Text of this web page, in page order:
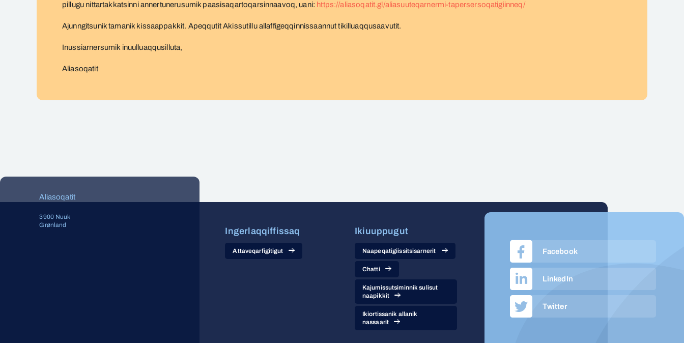
pillugu nittartakkatsinni annertunerusumik paasisaqartoqarsinnaavoq, uani: https://aliasoqatit.gl/aliasuuteqarnermi-tapersersoqatigiinneq/
Ajunngitsunik tamanik kissaappakkit. Apeqqutit Akissutillu allaffigeqqinnissaannut tikilluaqqusaavutit.
Inussiarnersumik inuulluaqqusilluta,
Aliasoqatit
Aliasoqatit
3900 Nuuk
Grønland
Ingerlaqqiffissaq
Attaveqarfigitigut
Ikiuuppugut
Naapeqatigiissitsisarnerit
Chatti
Kajumissutsiminnik sulisut
naapikkit
Ikiortissanik allanik
nassaarit
Facebook
LinkedIn
Twitter